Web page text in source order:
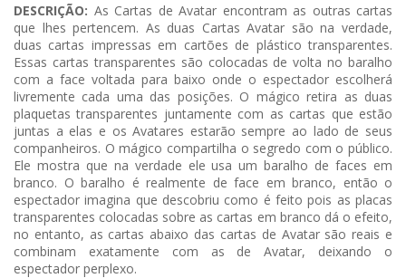
DESCRIÇÃO: As Cartas de Avatar encontram as outras cartas
que lhes pertencem. As duas Cartas Avatar são na verdade,
duas cartas impressas em cartões de plástico transparentes.
Essas cartas transparentes são colocadas de volta no baralho
com a face voltada para baixo onde o espectador escolherá
livremente cada uma das posições. O mágico retira as duas
plaquetas transparentes juntamente com as cartas que estão
juntas a elas e os Avatares estarão sempre ao lado de seus
companheiros. O mágico compartilha o segredo com o público.
Ele mostra que na verdade ele usa um baralho de faces em
branco. O baralho é realmente de face em branco, então o
espectador imagina que descobriu como é feito pois as placas
transparentes colocadas sobre as cartas em branco dá o efeito,
no entanto, as cartas abaixo das cartas de Avatar são reais e
combinam exatamente com as de Avatar, deixando o
espectador perplexo.